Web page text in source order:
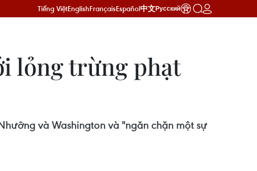
Tiếng ViệtEnglishFrançaisEspañol中文Русский
lỏng trừng phạt
và Washington và "ngăn chặn một sự